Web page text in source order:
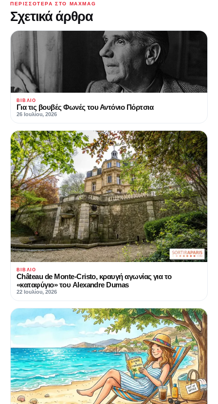
ΠΕΡΙΣΣΌΤΕΡΑ ΣΤΟ MAXMAG
Σχετικά άρθρα
ΒΙΒΛΊΟ
Για τις βουβές Φωνές του Αντόνιο Πόρτσια
26 Ιουλίου, 2026
ΒΙΒΛΊΟ
Château de Monte-Cristo, κραυγή αγωνίας για το
«καταφύγιο» του Alexandre Dumas
22 Ιουλίου, 2026